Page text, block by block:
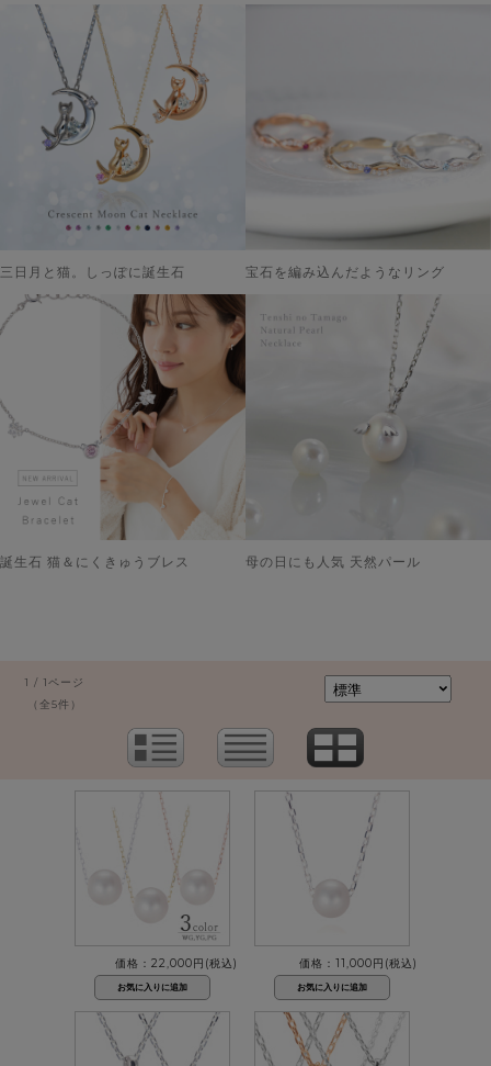
三日月と猫。しっぽに誕生石 宝石を編み込んだようなリング
誕生石 猫＆にくきゅうブレス 母の日にも人気 天然パール
1 / 1ページ
（全5件）
価格：22,000円(税込) 価格：11,000円(税込)